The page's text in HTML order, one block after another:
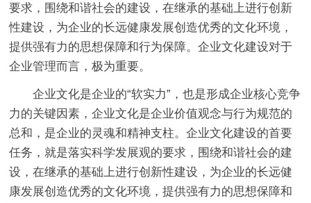
要求，围绕和谐社会的建设，在继承的基础上进行创新
性建设，为企业的长远健康发展创造优秀的文化环境，
提供强有力的思想保障和行为保障。企业文化建设对于
企业管理而言，极为重要。
企业文化是企业的“软实力”，也是形成企业核心竞争
力的关键因素，企业文化是企业价值观念与行为规范的
总和，是企业的灵魂和精神支柱。企业文化建设的首要
任务，就是落实科学发展观的要求，围绕和谐社会的建
设，在继承的基础上进行创新性建设，为企业的长远健
康发展创造优秀的文化环境，提供强有力的思想保障和